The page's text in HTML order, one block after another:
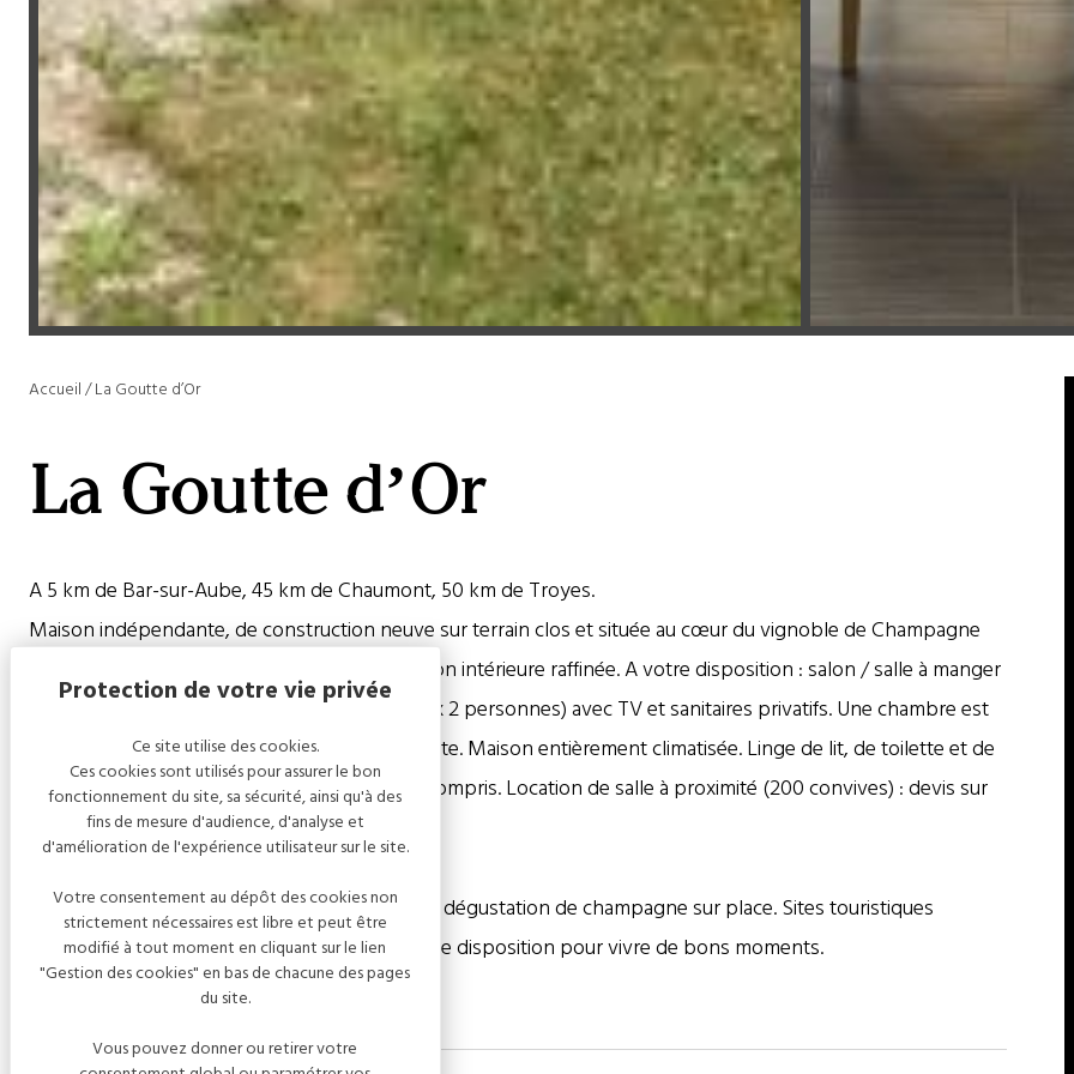
Accueil/La Goutte d’Or
La Goutte d’Or
A 5 km de Bar-sur-Aube, 45 km de Chaumont, 50 km de Troyes.
Maison indépendante, de construction neuve sur terrain clos et située au cœur du vignoble de Champagne
pour un séjour riche en découvertes. Décoration intérieure raffinée. A votre disposition : salon / salle à manger
très spacieux, 5 chambres (4 x 4 personnes, 1 x 2 personnes) avec TV et sanitaires privatifs. Une chambre est
aménagée pour les personnes à mobilité réduite. Maison entièrement climatisée. Linge de lit, de toilette et de
maison fournis. Charges comprises. Ménage compris. Location de salle à proximité (200 convives) : devis sur
demande.
ATTRAITS TOURISTIQUES : visites de caves et dégustation de champagne sur place. Sites touristiques
remarquables, balades en forêt, tout est à votre disposition pour vivre de bons moments.
Ce site utilise des cookies.
Ces cookies sont utilisés pour assurer le bon
fonctionnement du site, sa sécurité, ainsi qu'à des
fins de mesure d'audience, d'analyse et
d'amélioration de l'expérience utilisateur sur le site.
Votre consentement au dépôt des cookies non
strictement nécessaires est libre et peut être
modifié à tout moment en cliquant sur le lien
"Gestion des cookies" en bas de chacune des pages
du site.
Vous pouvez donner ou retirer votre